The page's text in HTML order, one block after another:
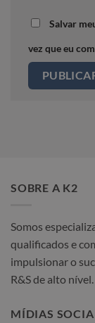
Salvar
vez que eu
SOBRE A K2
Somos
qualificados e
impulsionar o
R&S de alto nível.
MÍDIAS